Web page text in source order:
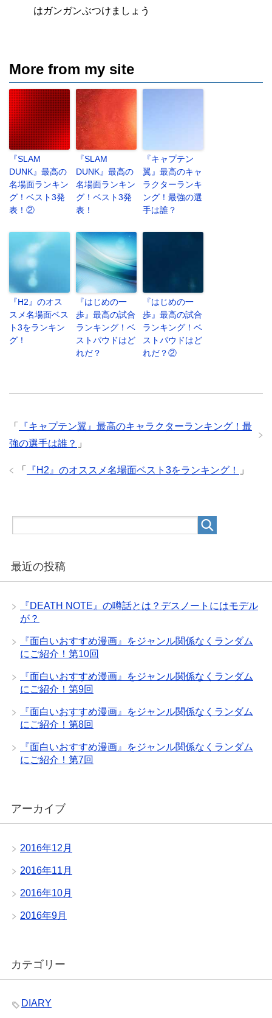
はガンガンぶつけましょう
More from my site
『SLAM
DUNK』最高の
名場面ランキン
グ！ベスト3発
表！②
『SLAM
DUNK』最高の
名場面ランキン
グ！ベスト3発
表！
『キャプテン
翼』最高のキャ
ラクターランキ
ング！最強の選
手は誰？
『H2』のオス
スメ名場面ベス
ト3をランキン
グ！
『はじめの一
歩』最高の試合
ランキング！ベ
ストパウドはど
れだ？
『はじめの一
歩』最高の試合
ランキング！ベ
ストパウドはど
れだ？②
「
『キャプテン翼』最高のキャラクターランキング！最
強の選手は誰？ 」
「 『H2』のオススメ名場面ベスト3をランキング！ 」
最近の投稿
『DEATH NOTE』の噂話とは？デスノートにはモデル
が？
『面白いおすすめ漫画』をジャンル関係なくランダム
にご紹介！第10回
『面白いおすすめ漫画』をジャンル関係なくランダム
にご紹介！第9回
『面白いおすすめ漫画』をジャンル関係なくランダム
にご紹介！第8回
『面白いおすすめ漫画』をジャンル関係なくランダム
にご紹介！第7回
アーカイブ
2016年12月
2016年11月
2016年10月
2016年9月
カテゴリー
DIARY